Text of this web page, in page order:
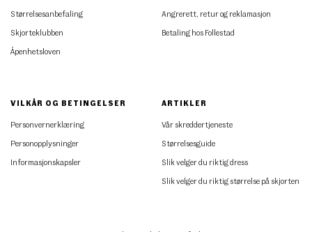
Størrelsesanbefaling
Skjorteklubben
Åpenhetsloven
Angrerett, retur og reklamasjon
Betaling hos Follestad
VILKÅR OG BETINGELSER
Personvernerklæring
Personopplysninger
Informasjonskapsler
ARTIKLER
Vår skreddertjeneste
Størrelsesguide
Slik velger du riktig dress
Slik velger du riktig størrelse på skjorten